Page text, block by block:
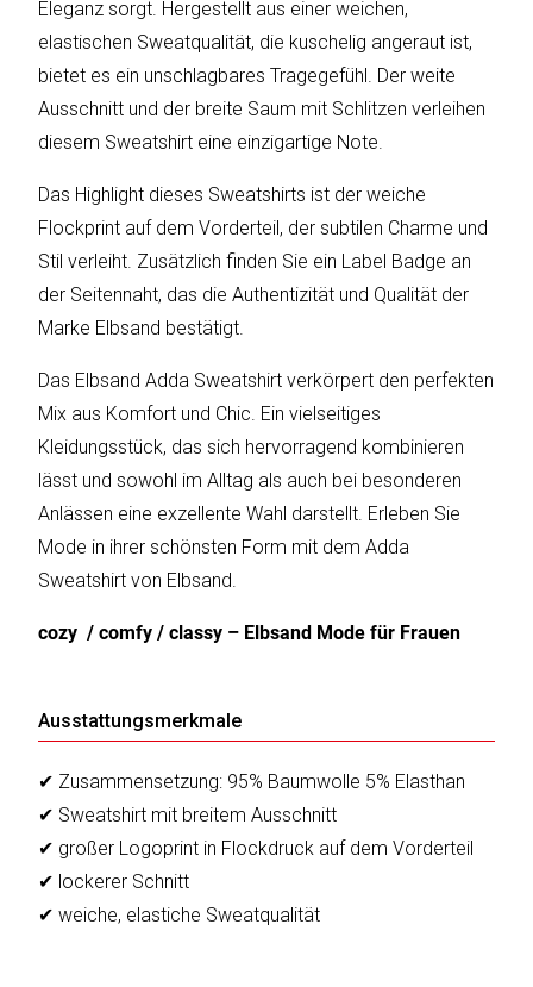
Katalog
erstellen
Preisliste
erstellen
Eleganz sorgt. Hergestellt aus einer weichen,
elastischen Sweatqualität, die kuschelig angeraut ist,
bietet es ein unschlagbares Tragegefühl. Der weite
Ausschnitt und der breite Saum mit Schlitzen verleihen
diesem Sweatshirt eine einzigartige Note.
Das Highlight dieses Sweatshirts ist der weiche
Flockprint auf dem Vorderteil, der subtilen Charme und
Stil verleiht. Zusätzlich finden Sie ein Label Badge an
der Seitennaht, das die Authentizität und Qualität der
Marke Elbsand bestätigt.
Das Elbsand Adda Sweatshirt verkörpert den perfekten
Mix aus Komfort und Chic. Ein vielseitiges
Kleidungsstück, das sich hervorragend kombinieren
lässt und sowohl im Alltag als auch bei besonderen
Anlässen eine exzellente Wahl darstellt. Erleben Sie
Mode in ihrer schönsten Form mit dem Adda
Sweatshirt von Elbsand.
cozy / comfy / classy – Elbsand Mode für Frauen
Ausstattungsmerkmale
✔ Zusammensetzung: 95% Baumwolle 5% Elasthan
✔ Sweatshirt mit breitem Ausschnitt
✔ großer Logoprint in Flockdruck auf dem Vorderteil
✔ lockerer Schnitt
✔ weiche, elastiche Sweatqualität